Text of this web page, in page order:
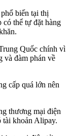
biến tại thị
thể tự đặt hàng
Quốc chính vì
và đàm phán về
cấp quá lớn nên
thương mại điện
tài khoản Alipay.